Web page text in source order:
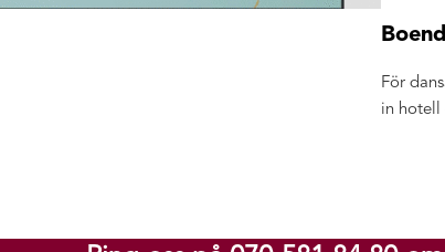
För
in hotell